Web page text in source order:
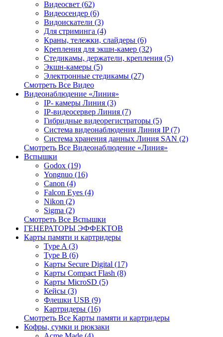
Видеосвет (62)
Видеосендер (6)
Видоискатели (3)
Для стриминга (4)
Краны, тележки, слайдеры (6)
Крепления для экшн-камер (32)
Стедикамы, держатели, крепления (5)
Экшн-камеры (5)
Электронные стедикамы (27)
Смотреть Все Видео
Видеонаблюдение «Линия»
IP- камеры Линия (3)
IP-видеосервер Линия (7)
Гибридные видеорегистраторы (5)
Система видеонаблюдения Линия IP (7)
Система хранения данных Линия SAN (2)
Смотреть Все Видеонаблюдение «Линия»
Вспышки
Godox (19)
Yongnuo (16)
Canon (4)
Falcon Eyes (4)
Nikon (2)
Sigma (2)
Смотреть Все Вспышки
ГЕНЕРАТОРЫ ЭФФЕКТОВ
Карты памяти и картридеры
Type A (3)
Type B (6)
Карты Secure Digital (17)
Карты Compact Flash (8)
Карты MicroSD (5)
Кейсы (3)
Флешки USB (9)
Картридеры (16)
Смотреть Все Карты памяти и картридеры
Кофры, сумки и рюкзаки